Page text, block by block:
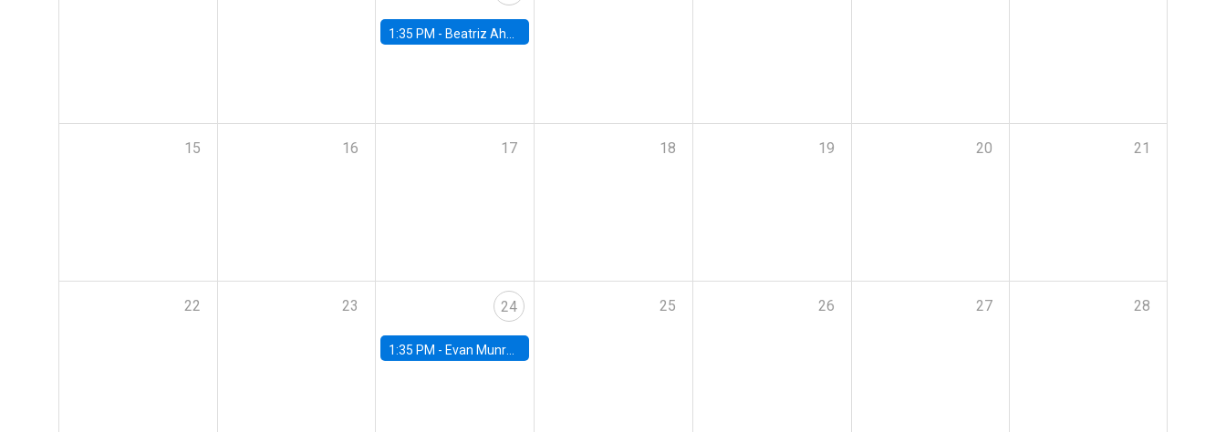
1:35 PM - Beatriz Ahumada, PhD candidate, Universidad de Pittsburgh
15 16 17 18 19 20 21
22 23 24
1:35 PM - Evan Munro, Neyman Visiting Assistant Professor in the Department of Statistics at UC Berkeley
25 26 27 28